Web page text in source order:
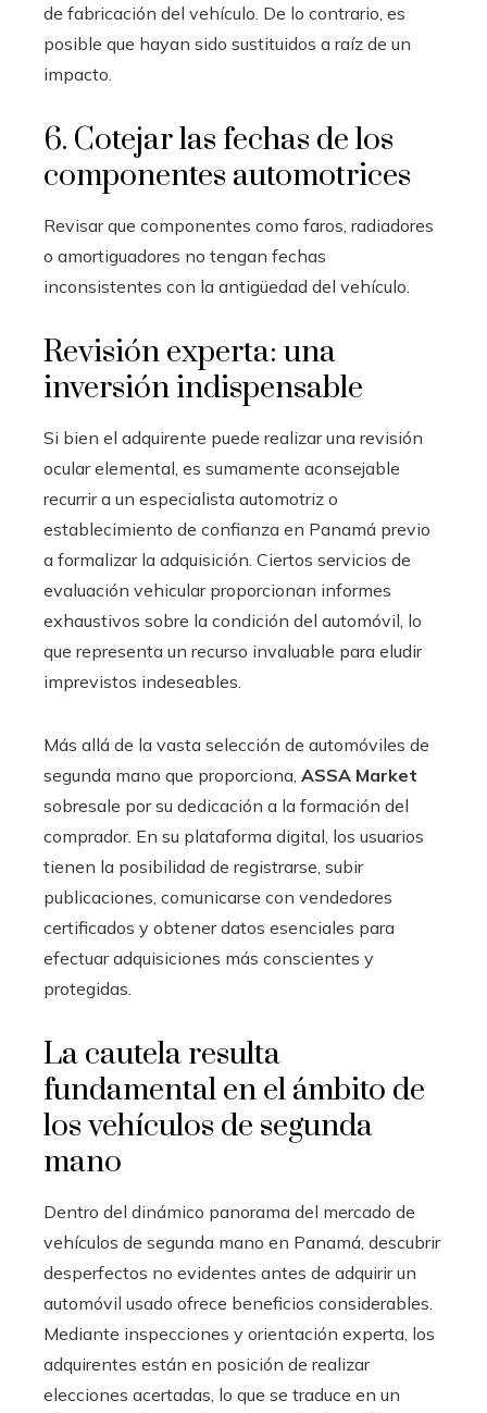
de fabricación del vehículo. De lo contrario, es
posible que hayan sido sustituidos a raíz de un
impacto.
6. Cotejar las fechas de los
componentes automotrices
Revisar que componentes como faros, radiadores
o amortiguadores no tengan fechas
inconsistentes con la antigüedad del vehículo.
Revisión experta: una
inversión indispensable
Si bien el adquirente puede realizar una revisión
ocular elemental, es sumamente aconsejable
recurrir a un especialista automotriz o
establecimiento de confianza en Panamá previo
a formalizar la adquisición. Ciertos servicios de
evaluación vehicular proporcionan informes
exhaustivos sobre la condición del automóvil, lo
que representa un recurso invaluable para eludir
imprevistos indeseables.
Más allá de la vasta selección de automóviles de
segunda mano que proporciona, ASSA Market
sobresale por su dedicación a la formación del
comprador. En su plataforma digital, los usuarios
tienen la posibilidad de registrarse, subir
publicaciones, comunicarse con vendedores
certificados y obtener datos esenciales para
efectuar adquisiciones más conscientes y
protegidas.
La cautela resulta
fundamental en el ámbito de
los vehículos de segunda
mano
Dentro del dinámico panorama del mercado de
vehículos de segunda mano en Panamá, descubrir
desperfectos no evidentes antes de adquirir un
automóvil usado ofrece beneficios considerables.
Mediante inspecciones y orientación experta, los
adquirentes están en posición de realizar
elecciones acertadas, lo que se traduce en un